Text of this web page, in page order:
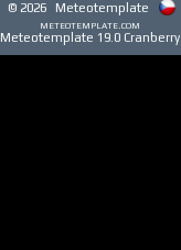
© 2026
Meteotemplate
meteotemplate.com
Meteotemplate 19.0 Cranberry